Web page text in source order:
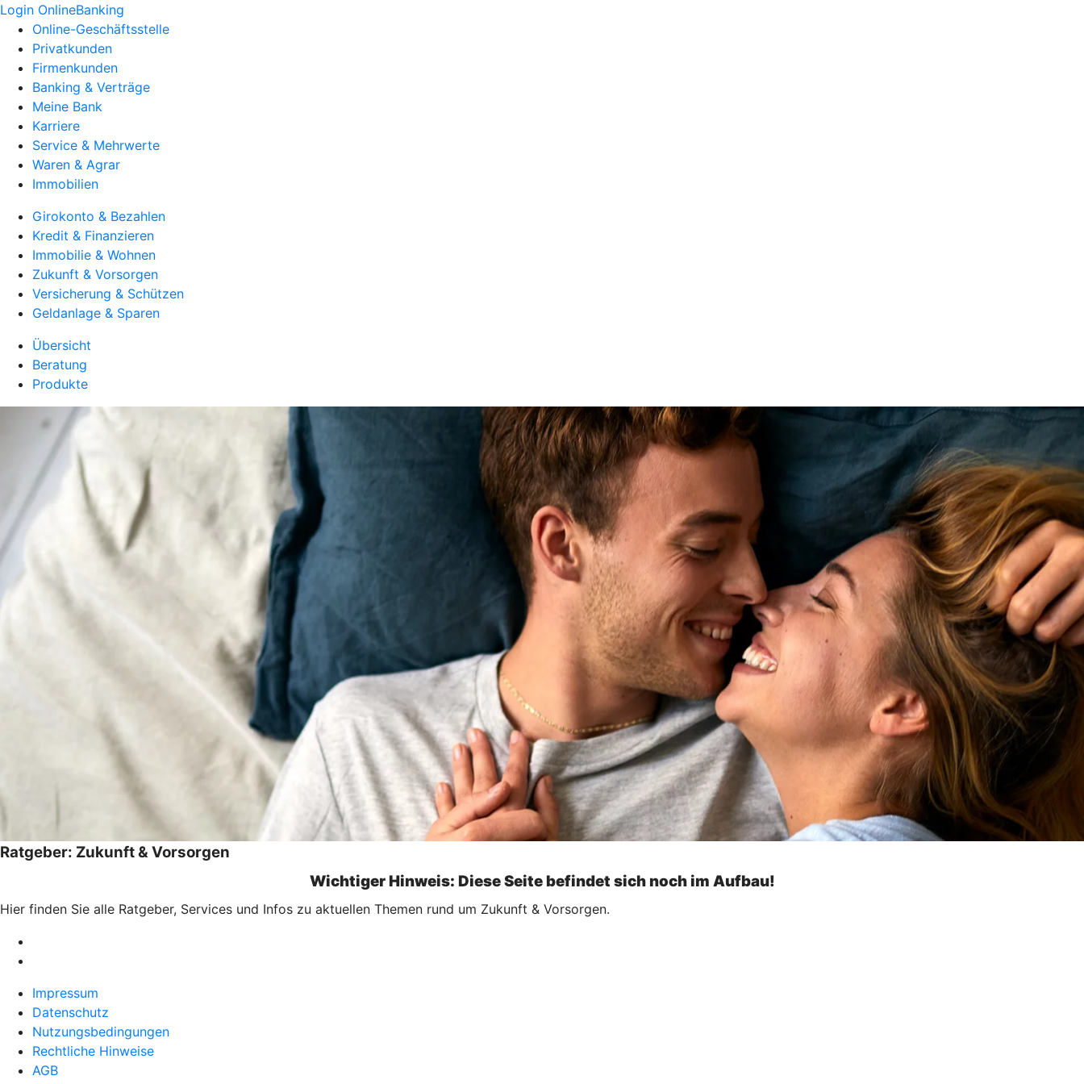
Login OnlineBanking
Online-Geschäftsstelle
Privatkunden
Firmenkunden
Banking & Verträge
Meine Bank
Karriere
Service & Mehrwerte
Waren & Agrar
Immobilien
Girokonto & Bezahlen
Kredit & Finanzieren
Immobilie & Wohnen
Zukunft & Vorsorgen
Versicherung & Schützen
Geldanlage & Sparen
Übersicht
Beratung
Produkte
Ratgeber: Zukunft & Vorsorgen
Wichtiger Hinweis: Diese Seite befindet sich noch im Aufbau!
Hier finden Sie alle Ratgeber, Services und Infos zu aktuellen Themen rund um Zukunft & Vorsorgen.
Impressum
Datenschutz
Nutzungsbedingungen
Rechtliche Hinweise
AGB